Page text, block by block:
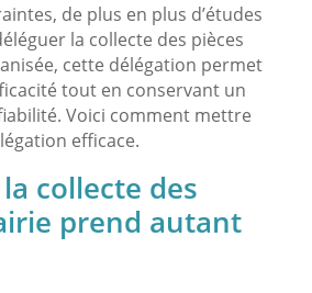
de plus en plus d’études
la collecte des pièces
cette délégation permet
tout en conservant un
Voici comment mettre
efficace.
collecte des
prend autant